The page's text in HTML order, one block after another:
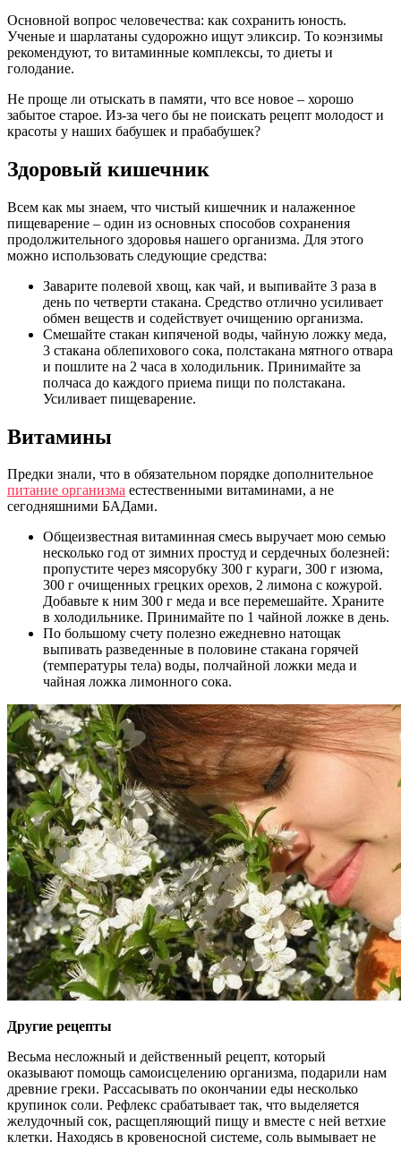
Основной вопрос человечества: как сохранить юность.
Ученые и шарлатаны судорожно ищут эликсир. То коэнзимы
рекомендуют, то витаминные комплексы, то диеты и
голодание.
Не проще ли отыскать в памяти, что все новое – хорошо
забытое старое. Из-за чего бы не поискать рецепт молодост и
красоты у наших бабушек и прабабушек?
Здоровый кишечник
Всем как мы знаем, что чистый кишечник и налаженное
пищеварение – один из основных способов сохранения
продолжительного здоровья нашего организма. Для этого
можно использовать следующие средства:
Заварите полевой хвощ, как чай, и выпивайте 3 раза в
день по четверти стакана. Средство отлично усиливает
обмен веществ и содействует очищению организма.
Смешайте стакан кипяченой воды, чайную ложку меда,
3 стакана облепихового сока, полстакана мятного отвара
и пошлите на 2 часа в холодильник. Принимайте за
полчаса до каждого приема пищи по полстакана.
Усиливает пищеварение.
Витамины
Предки знали, что в обязательном порядке дополнительное
питание организма естественными витаминами, а не
сегодняшними БАДами.
Общеизвестная витаминная смесь выручает мою семью
несколько год от зимних простуд и сердечных болезней:
пропустите через мясорубку 300 г кураги, 300 г изюма,
300 г очищенных грецких орехов, 2 лимона с кожурой.
Добавьте к ним 300 г меда и все перемешайте. Храните
в холодильнике. Принимайте по 1 чайной ложке в день.
По большому счету полезно ежедневно натощак
выпивать разведенные в половине стакана горячей
(температуры тела) воды, полчайной ложки меда и
чайная ложка лимонного сока.
Другие рецепты
Весьма несложный и действенный рецепт, который
оказывают помощь самоисцелению организма, подарили нам
древние греки. Рассасывать по окончании еды несколько
крупинок соли. Рефлекс срабатывает так, что выделяется
желудочный сок, расщепляющий пищу и вместе с ней ветхие
клетки. Находясь в кровеносной системе, соль вымывает не